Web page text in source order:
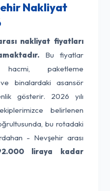
Nakliyat
nakliyat fiyatları
Bu fiyatlar
hacmi, paketleme
binalardaki asansör
gösterir. 2026 yılı
belirlenen
bu rotadaki
- Nevşehir arası
liraya kadar